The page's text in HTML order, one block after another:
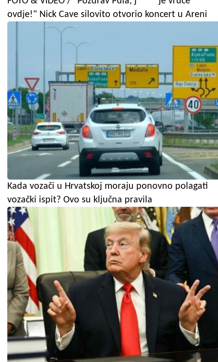
ovdje!" Nick Cave silovito otvorio koncert u Areni
Kada vozači u Hrvatskoj moraju ponovno polagati
vozački ispit? Ovo su ključna pravila